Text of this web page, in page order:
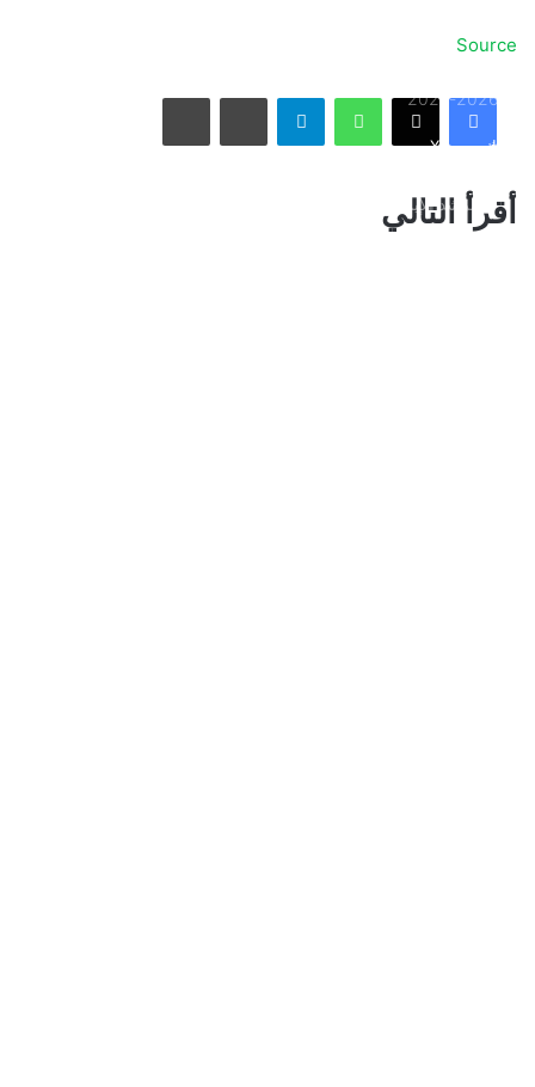
Source
فيسبوك X
واتساب تيلقرام مشاركة عبر البريد طباعة
أقرأ التالي
2026-2027
«المرشد الإيراني» يشعل العالم